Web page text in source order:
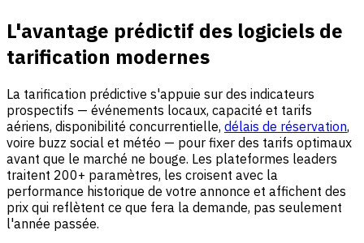
L'avantage prédictif des logiciels de
tarification modernes
La tarification prédictive s'appuie sur des indicateurs
prospectifs — événements locaux, capacité et tarifs
aériens, disponibilité concurrentielle, délais de réservation,
voire buzz social et météo — pour fixer des tarifs optimaux
avant que le marché ne bouge. Les plateformes leaders
traitent 200+ paramètres, les croisent avec la
performance historique de votre annonce et affichent des
prix qui reflètent ce que fera la demande, pas seulement
l'année passée.